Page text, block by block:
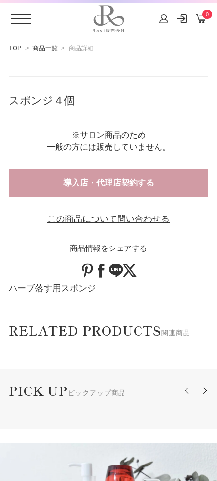
ンツに
0
TOP 商品一覧 商品詳細
スポンジ４個
※サロン商品のため
一般の方には販売していません。
導入店・代理店契約する
この商品について問い合わせる
商品情報をシェアする
ハーブ落す用スポンジ
RELATED PRODUCTS関連商品
PICK UP ピックアップ商品